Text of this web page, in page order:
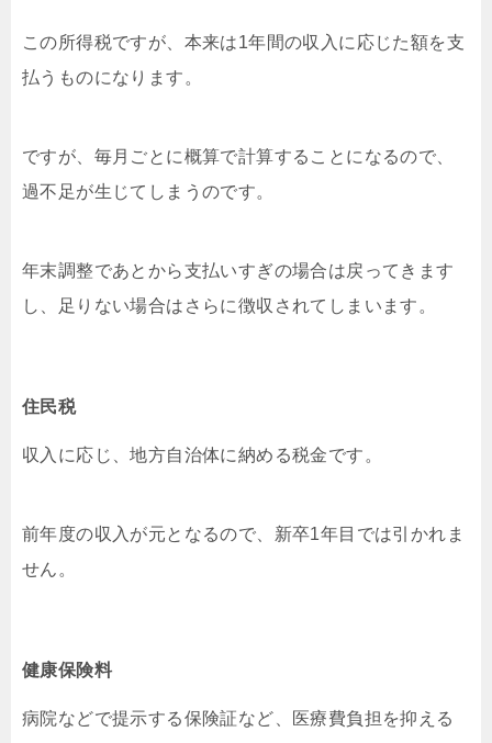
この所得税ですが、本来は1年間の収入に応じた額を支
払うものになります。
ですが、毎月ごとに概算で計算することになるので、
過不足が生じてしまうのです。
年末調整であとから支払いすぎの場合は戻ってきます
し、足りない場合はさらに徴収されてしまいます。
住民税
収入に応じ、地方自治体に納める税金です。
前年度の収入が元となるので、新卒1年目では引かれま
せん。
健康保険料
病院などで提示する保険証など、医療費負担を抑える